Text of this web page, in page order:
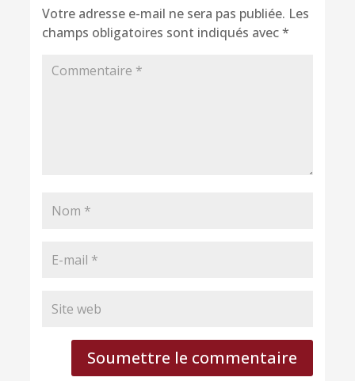
Votre adresse e-mail ne sera pas publiée. Les
champs obligatoires sont indiqués avec*
Soumettre le commentaire